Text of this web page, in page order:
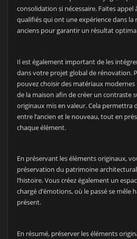
consolidation si nécessaire. Faites appel
qualifiés qui ont une expérience dans la
anciens pour garantir un résultat
Il est également important de les
dans votre projet global de rénovation.
pouvez choisir des matériaux
de la maison afin de créer un contraste
originaux mis en valeur. Cela permettra
entre l’ancien et le nouveau, tout en
chaque élément.
En préservant les éléments originaux,
préservation du patrimoine
l’histoire. Vous créez également un
chargé d’émotions, où le passé se mêle
présent.
En résumé, préserver les éléments